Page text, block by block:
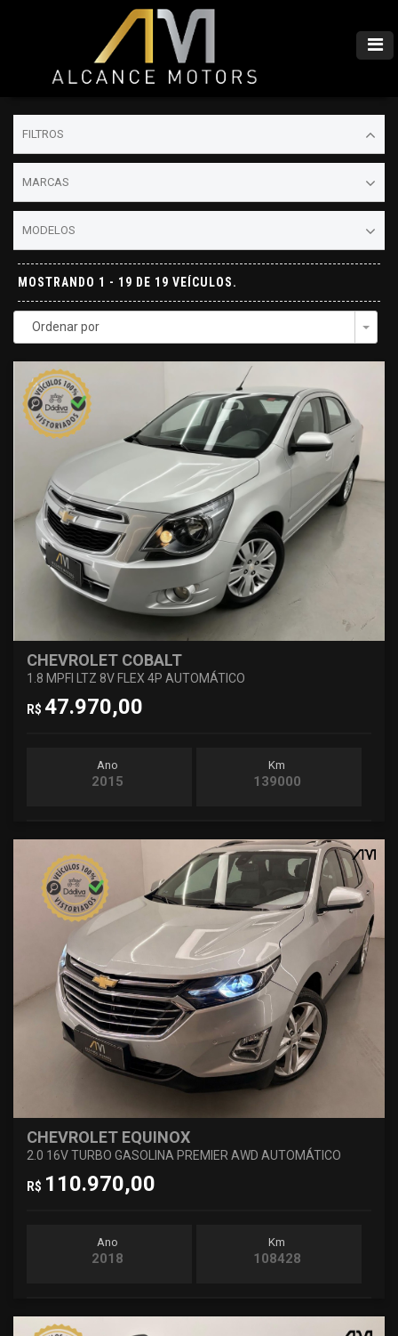
FILTROS
MARCAS
MODELOS
MOSTRANDO 1 - 19 DE 19 VEÍCULOS.
Ordenar por
CHEVROLET COBALT
1.8 MPFI LTZ 8V FLEX 4P AUTOMÁTICO
R$ 47.970,00
Ano
2015
Km
139000
CHEVROLET EQUINOX
2.0 16V TURBO GASOLINA PREMIER AWD AUTOMÁTICO
R$ 110.970,00
Ano
2018
Km
108428